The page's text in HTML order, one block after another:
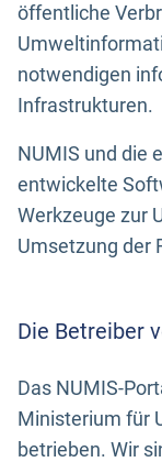
öffentliche
notwendigen
Infrastrukturen.
NUMIS und die
entwickelte
Werkzeuge zur
Umsetzung der
Die Betreiber
Das NUMIS-
Ministerium für
betrieben. Wir